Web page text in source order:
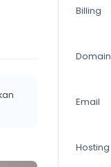
Billing
Domain
Email
Hosting